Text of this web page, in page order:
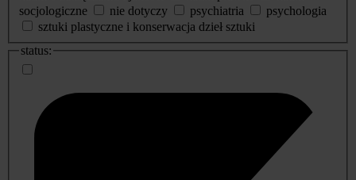
socjologiczne
nie dotyczy psychiatria
psychologia
sztuki plastyczne i konserwacja dzieł sztuki
status: